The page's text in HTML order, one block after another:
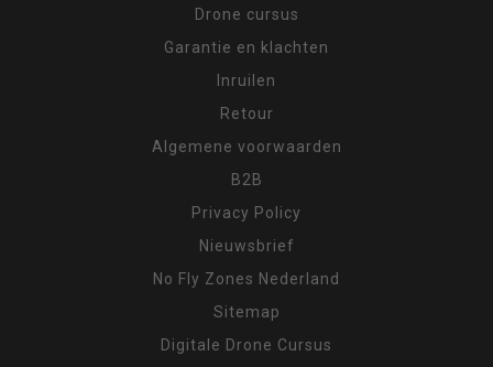
Drone cursus
Garantie en klachten
Inruilen
Retour
Algemene voorwaarden
B2B
Privacy Policy
Nieuwsbrief
No Fly Zones Nederland
Sitemap
Digitale Drone Cursus